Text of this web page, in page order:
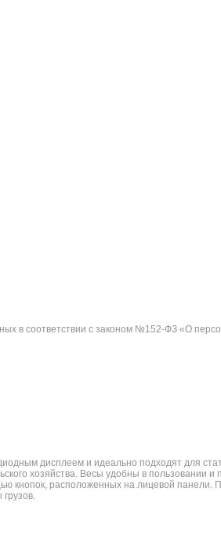
в соответствии с законом №152-ФЗ «О
дисплеем и идеально подходят для
хозяйства. Весы удобны в пользовании и
расположенных на лицевой панели.